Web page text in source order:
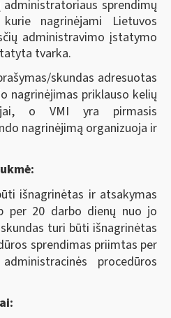
sprendimų
nagrinėjami Lietuvos
administravimo įstatymo
tvarka.
skundas adresuotas
nagrinėjimas priklauso kelių
o VMI yra pirmasis
nagrinėjimą organizuoja ir
išnagrinėtas ir atsakymas
per 20 darbo dienų nuo jo
turi būti išnagrinėtas
sprendimas priimtas per
procedūros